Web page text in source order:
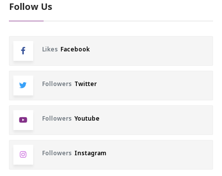
Follow Us
Likes Facebook
Followers Twitter
Followers Youtube
Followers Instagram